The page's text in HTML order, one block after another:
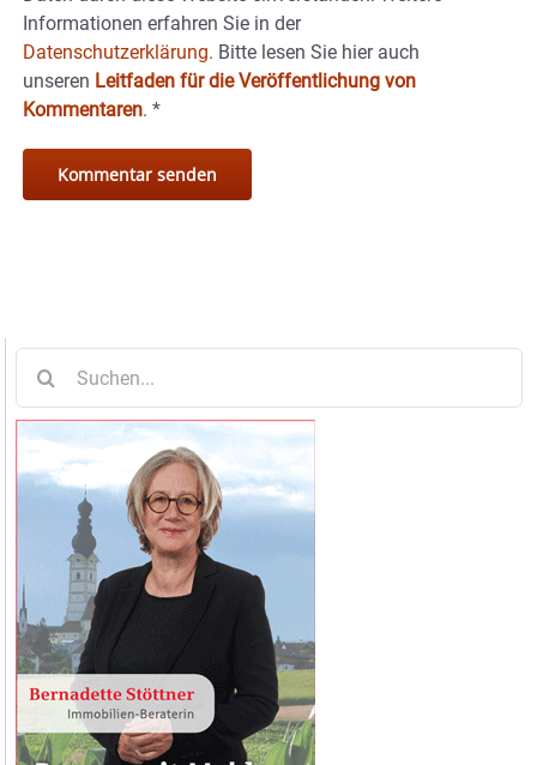
Informationen erfahren Sie in der
Datenschutzerklärung. Bitte lesen Sie hier auch
unseren Leitfaden für die Veröffentlichung von
Kommentaren. *
nach: